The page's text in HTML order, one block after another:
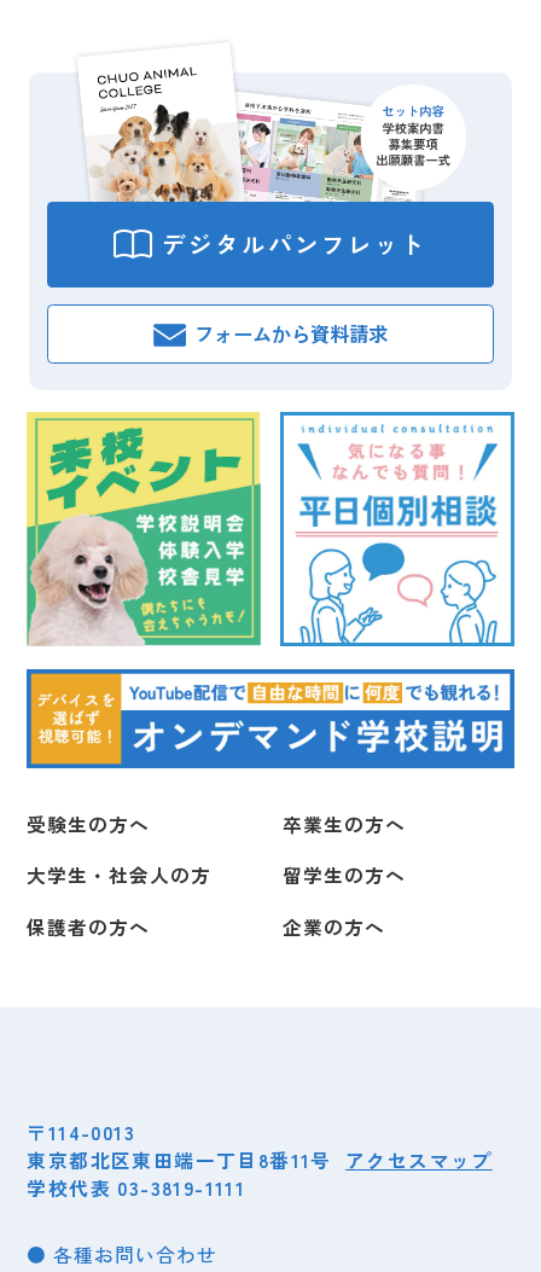
デジタルパンフレット
フォームから資料請求
受験生の方へ
卒業生の方へ
大学生・社会人の方
留学生の方へ
保護者の方へ
企業の方へ
〒114-0013
東京都北区東田端一丁目8番11号
アクセスマップ
学校代表 03-3819-1111
● 各種お問い合わせ